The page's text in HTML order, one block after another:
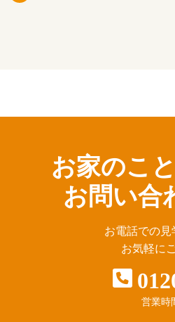
お家のこ
お問い合
お電話での見
お気軽に
営業時